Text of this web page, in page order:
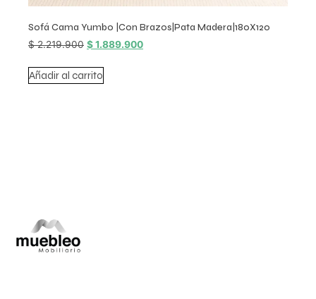
Sofá Cama Yumbo |Con Brazos|Pata Madera|180X120
$2.219.900 $1.889.900
Añadir al carrito